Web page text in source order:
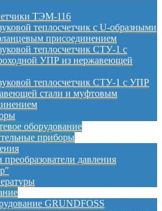
ТЭМ-116
теплосчетчик с U-образными
присоединением
теплосчетчик СТУ-1 с
УПР из нержавеющей
теплосчетчик СТУ-1 с УПР
стали и муфтовым
оборудование
приборы
преобразователи давления
GRUNDFOSS